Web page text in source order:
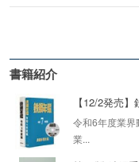
書籍紹介
【12/2発売
令和6年度業
業...